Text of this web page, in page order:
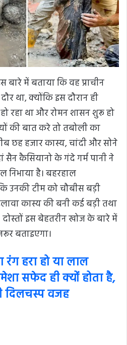
बारे में बताया कि वह प्राचीन
था, क्योंकि इस दौरान ही
रहा था और रोमन शासन शुरू हो
की बात करे तो तबोली का
छह हजार कास्य, चांदी और सोने
सैन कैसियानो के गंदे गर्म पानी ने
निभाया है। बहरहाल
उनकी टीम को चौबीस बड़ी
कास्य की बनी कई बड़ी तथा
दोस्तों इस बेहतरीन खोज के बारे में
बताइएगा।
हरा हो या लाल
सफेद ही क्यों होता है,
दिलचस्प वजह